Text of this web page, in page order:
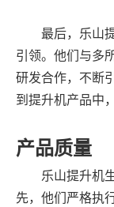
最后，乐山
引领。他们与多
研发合作，不断
到提升机产品中
产品质量
乐山提升机
先，他们严格执